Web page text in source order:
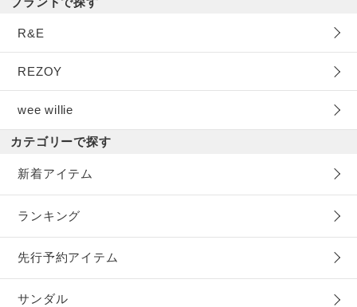
R&E
REZOY
wee willie
カテゴリーで探す
新着アイテム
ランキング
先行予約アイテム
サンダル